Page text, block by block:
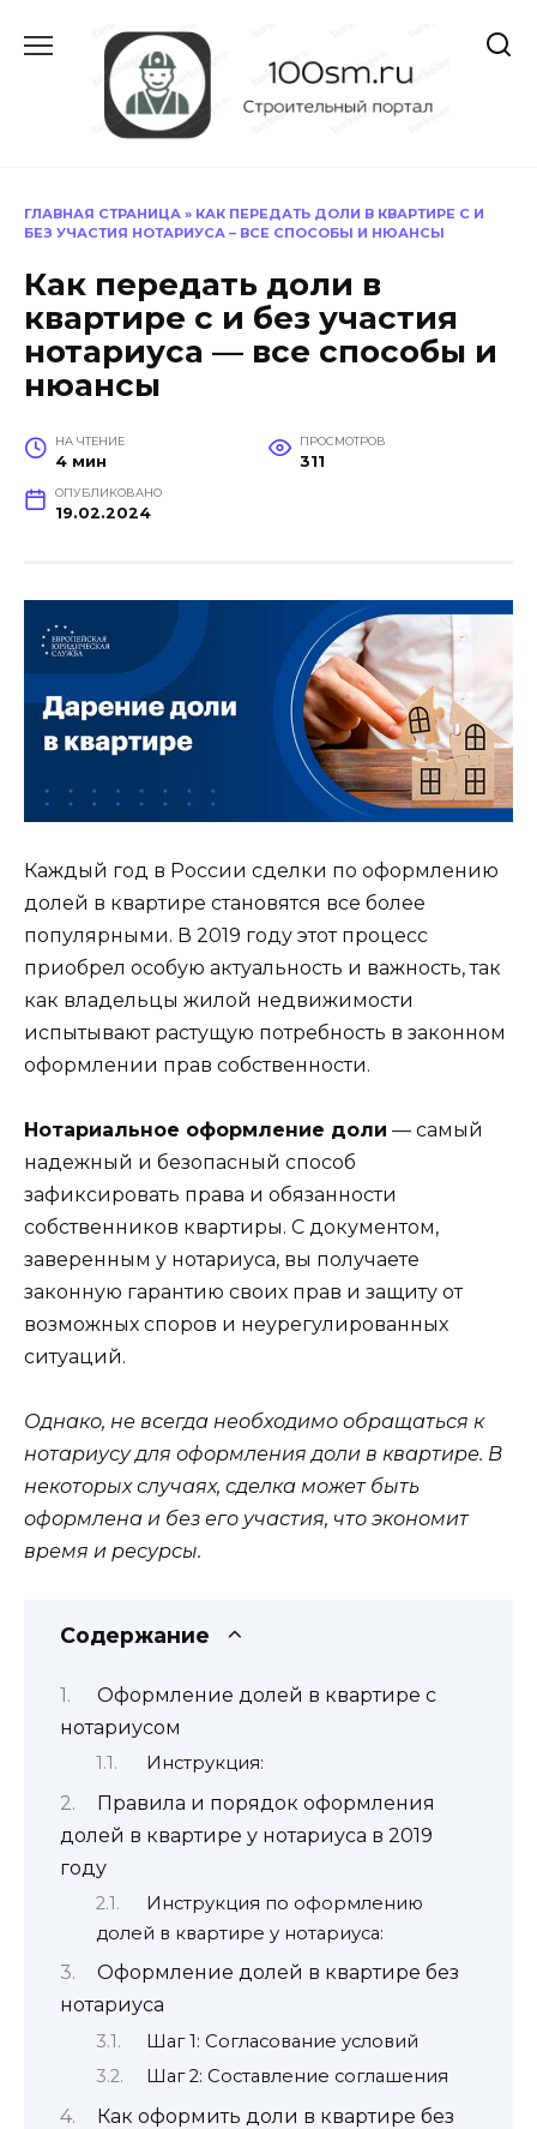
содержанию
ГЛАВНАЯ СТРАНИЦА » КАК ПЕРЕДАТЬ ДОЛИ В КВАРТИРЕ С И
БЕЗ УЧАСТИЯ НОТАРИУСА – ВСЕ СПОСОБЫ И НЮАНСЫ
Как передать доли в
квартире с и без участия
нотариуса — все способы и
нюансы
НА ЧТЕНИЕ
4 мин
ПРОСМОТРОВ
311
ОПУБЛИКОВАНО
19.02.2024
Каждый год в России сделки по оформлению
долей в квартире становятся все более
популярными. В 2019 году этот процесс
приобрел особую актуальность и важность, так
как владельцы жилой недвижимости
испытывают растущую потребность в законном
оформлении прав собственности.
Нотариальное оформление доли — самый
надежный и безопасный способ
зафиксировать права и обязанности
собственников квартиры. С документом,
заверенным у нотариуса, вы получаете
законную гарантию своих прав и защиту от
возможных споров и неурегулированных
ситуаций.
Однако, не всегда необходимо обращаться к
нотариусу для оформления доли в квартире. В
некоторых случаях, сделка может быть
оформлена и без его участия, что экономит
время и ресурсы.
Содержание
Оформление долей в квартире с
нотариусом
Инструкция:
Правила и порядок оформления
долей в квартире у нотариуса в 2019
году
Инструкция по оформлению
долей в квартире у нотариуса:
Оформление долей в квартире без
нотариуса
Шаг 1: Согласование условий
Шаг 2: Составление соглашения
Как оформить доли в квартире без